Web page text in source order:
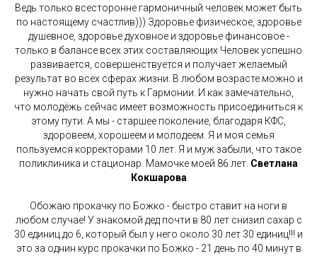
Ведь только всесторонне гармоничный человек может быть
по настоящему счастлив))) Здоровье физическое, здоровье
душевное, здоровье духовное и здоровье финансовое -
только в балансе всех этих составляющих Человек успешно
развивается, совершенствуется и получает желаемый
результат во всех сферах жизни. В любом возрасте можно и
нужно начать свой путь к Гармонии. И как замечательно,
что молодёжь сейчас имеет возможность присоединиться к
этому пути. А мы - старшее поколение, благодаря КФС,
здоровеем, хорошеем и молодеем. Я и моя семья
пользуемся корректорами 10 лет. Я и муж забыли, что такое
поликлиника и стационар. Мамочке моей 86 лет. Светлана
Кокшарова
Обожаю прокачку по Божко - быстро ставит на ноги в
любом случае! У знакомой дед почти в 80 лет снизил сахар с
30 единиц до 6, который был у него около 30 лет 30 единиц!!! и
это за однин курс прокачки по Божко - 21 день по 40 минут в